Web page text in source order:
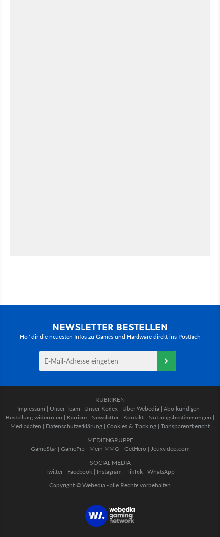
NEWSLETTER BESTELLEN
Hol' dir die neuesten Infos zu Games und Hardware direkt ins Postfach
RUBRIKEN
Impressum | Unser Team | Unser Kodex | Über Webedia | Abo kündigen |
Bestellung widerrufen | Karriere | Newsletter | Kontakt | Nutzungsbestimmungen |
Mediadaten | Datenschutzerklärung | Cookies & Tracking | Transparenzbericht
MEDIENGRUPPE
GameStar| GamePro | Mein MMO | GetHero | Jeuxvideo.com
SOCIAL MEDIA
Twitter | Facebook | Instagram | TikTok | WhatsApp
Copyright © Webedia - alle Rechte vorbehalten